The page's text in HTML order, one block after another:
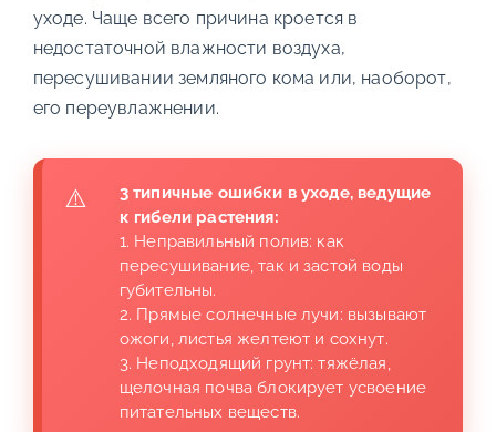
уходе. Чаще всего причина кроется в
недостаточной влажности воздуха,
пересушивании земляного кома или, наоборот,
его переувлажнении.
3 типичные ошибки в уходе, ведущие
к гибели растения:
1. Неправильный полив: как
пересушивание, так и застой воды
губительны.
2. Прямые солнечные лучи: вызывают
ожоги, листья желтеют и сохнут.
3. Неподходящий грунт: тяжёлая,
щелочная почва блокирует усвоение
питательных веществ.